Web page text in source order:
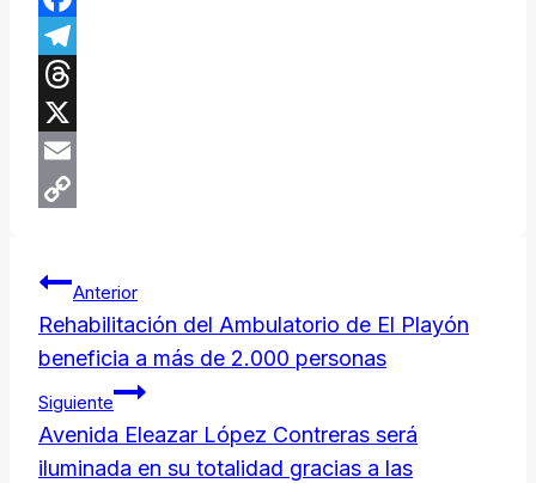
Facebook
Telegram
Threads
X
Email
Navegación
de
entradas
Anterior
Rehabilitación del Ambulatorio de El Playón
beneficia a más de 2.000 personas
Siguiente
Avenida Eleazar López Contreras será
iluminada en su totalidad gracias a las